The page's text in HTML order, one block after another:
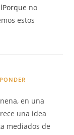
no
estos
en una
una idea
mediados de